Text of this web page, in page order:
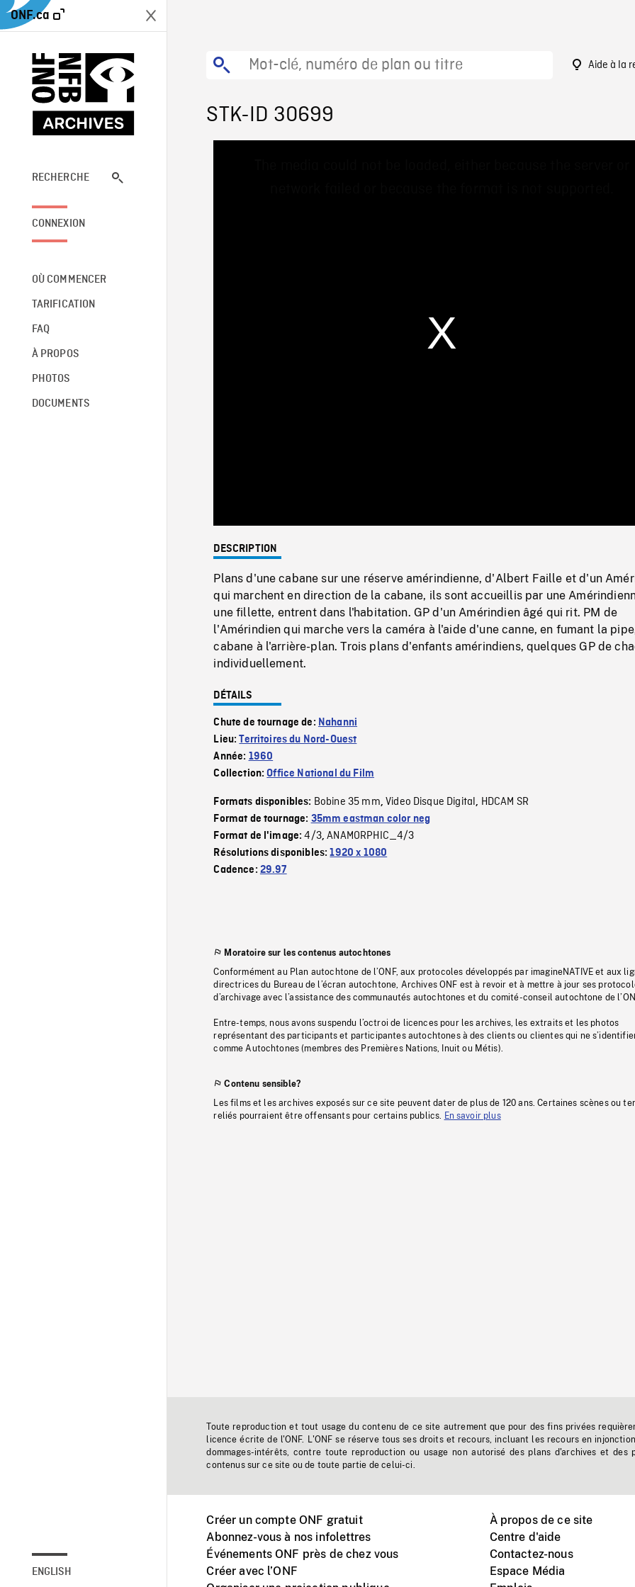
ONF.ca
RECHERCHE
CONNEXION
OÙ COMMENCER
TARIFICATION
FAQ
À PROPOS
PHOTOS
DOCUMENTS
ENGLISH
Aide à la
STK-ID 30699
0%
DESCRIPTION
Plans d'une cabane sur une réserve amérindienne, d'Albert Faille et d'un
qui marchent en direction de la cabane, ils sont accueillis par une
une fillette, entrent dans l'habitation. GP d'un Amérindien âgé qui rit. PM de
l'Amérindien qui marche vers la caméra à l'aide d'une canne, en fumant la
cabane à l'arrière-plan. Trois plans d'enfants amérindiens, quelques GP de
individuellement.
DÉTAILS
Chute de tournage de: Nahanni
Lieu:Territoires du Nord-Ouest
Année: 1960
Collection:Office National du Film
Formats disponibles: Bobine 35 mm,Video Disque Digital, HDCAM SR
Format de tournage: 35mm eastman color neg
Format de l'image:4/3,ANAMORPHIC_4/3
Résolutions disponibles:1920 x 1080
Cadence: 29.97
Moratoire sur les contenus autochtones
Conformément au Plan autochtone de l’ONF, aux protocoles développés par imagineNATIVE et aux
directrices du Bureau de l’écran autochtone, Archives ONF est à revoir et à mettre à jour ses
d’archivage avec l’assistance des communautés autochtones et du comité-conseil autochtone de
Entre-temps, nous avons suspendu l’octroi de licences pour les archives, les extraits et les photos
représentant des participants et participantes autochtones à des clients ou clientes qui ne
comme Autochtones (membres des Premières Nations, Inuit ou Métis).
Contenu sensible?
Les films et les archives exposés sur ce site peuvent dater de plus de 120 ans. Certaines scènes ou
reliés pourraient être offensants pour certains publics.
En savoir plus
Toute reproduction et tout usage du contenu de ce site autrement que pour des fins privées
licence écrite de l'ONF. L'ONF se réserve tous ses droits et recours, incluant les recours en
dommages-intérêts, contre toute reproduction ou usage non autorisé des plans d'archives et des
contenus sur ce site ou de toute partie de celui-ci.
Créer un compte ONF gratuit
Abonnez-vous à nos infolettres
Événements ONF près de chez vous
Créer avec l’ONF
À propos de ce site
Centre d'aide
Contactez-nous
Espace Média